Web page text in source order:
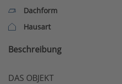
Dachform
Hausart
Beschreibung
DAS OBJEKT